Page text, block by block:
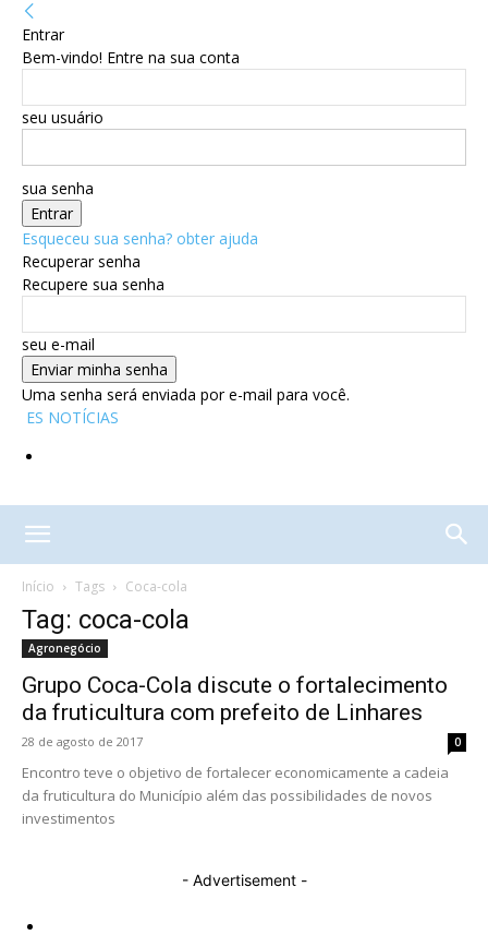
Entrar
Bem-vindo! Entre na sua conta
seu usuário
sua senha
Esqueceu sua senha? obter ajuda
Recuperar senha
Recupere sua senha
seu e-mail
Uma senha será enviada por e-mail para você.
ES NOTÍCIAS
Início Tags Coca-cola
Tag: coca-cola
Agronegócio
Grupo Coca-Cola discute o fortalecimento
da fruticultura com prefeito de Linhares
28 de agosto de 2017 0
Encontro teve o objetivo de fortalecer economicamente a cadeia
da fruticultura do Município além das possibilidades de novos
investimentos
- Advertisement -